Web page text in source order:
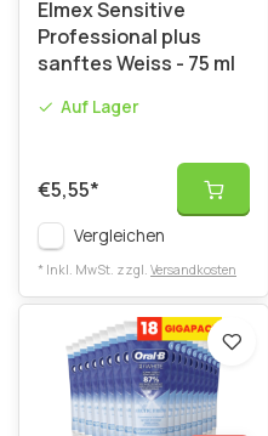
Elmex Sensitive
Professional plus
sanftes Weiss - 75 ml
Auf Lager
€5,55*
Vergleichen
* Inkl. MwSt. zzgl. Versandkosten